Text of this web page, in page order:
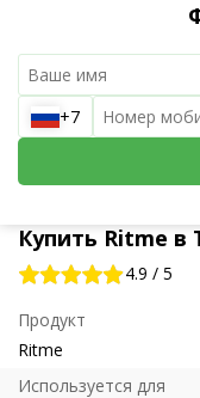
Купить Ritme в
4.9 / 5
Продукт
Ritme
Используется для
+7